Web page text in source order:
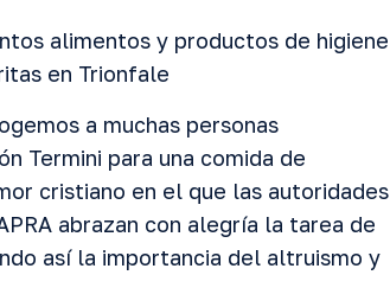
alimentos y productos de higiene
en Trionfale
a muchas personas
Termini para una comida de
cristiano en el que las autoridades
abrazan con alegría la tarea de
así la importancia del altruismo y